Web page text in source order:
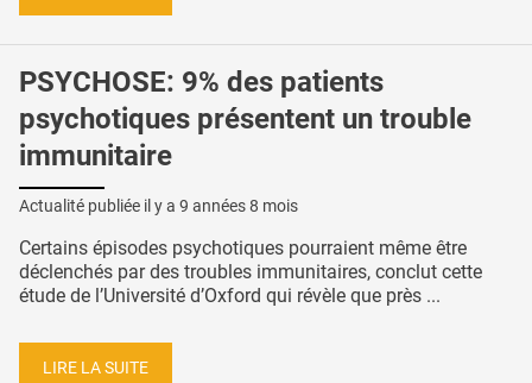
PSYCHOSE: 9% des patients
psychotiques présentent un trouble
immunitaire
Actualité publiée il y a 9 années 8 mois
Certains épisodes psychotiques pourraient même être
déclenchés par des troubles immunitaires, conclut cette
étude de l’Université d’Oxford qui révèle que près ...
LIRE LA SUITE